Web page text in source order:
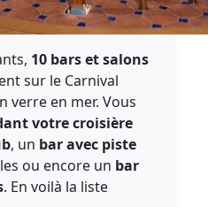
10 bars et salons
sur le Carnival
verre en mer. Vous
votre croisière
, un bar avec piste
ou encore un bar
. En voilà la liste